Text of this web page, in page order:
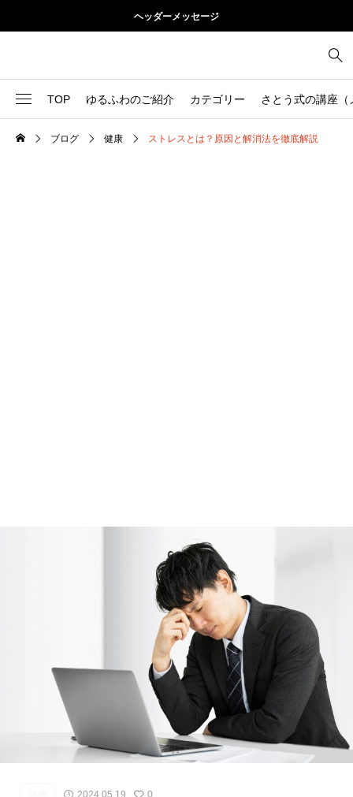
ヘッダーメッセージ
TOP ゆるふわのご紹介 カテゴリー さとう式の講座（
理論
ブログ 健康 ストレスとは？原因と解消法を徹底解説